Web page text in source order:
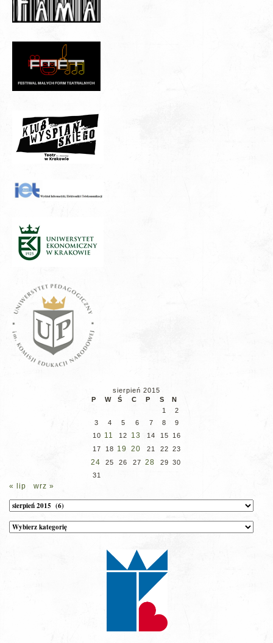
sierpień 2015
P
W Ś C P S
N
1
2
3
4 5 6 7 8
9
10 11 12 13 14 15
16
17
18 19 20 21 22 23
24 25 26 27 28 29 30
31
« lip wrz »
Archiwum
Kategorie
wpisów